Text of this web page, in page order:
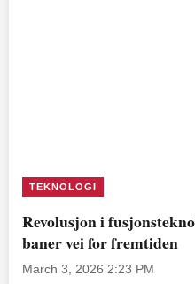
TEKNOLOGI
Revolusjon i
baner vei for fremtiden
March 3, 2026 2:23 PM